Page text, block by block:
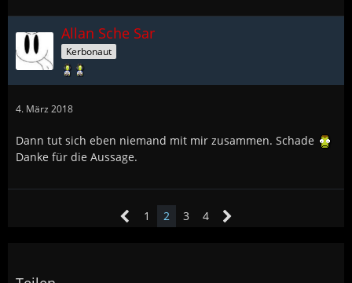
Allan Sche Sar
Kerbonaut
4. März 2018
Dann tut sich eben niemand mit mir zusammen. Schade
Danke für die Aussage.
1 2 3 4